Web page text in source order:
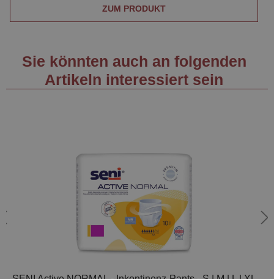
ZUM PRODUKT
Sie könnten auch an folgenden
Artikeln interessiert sein